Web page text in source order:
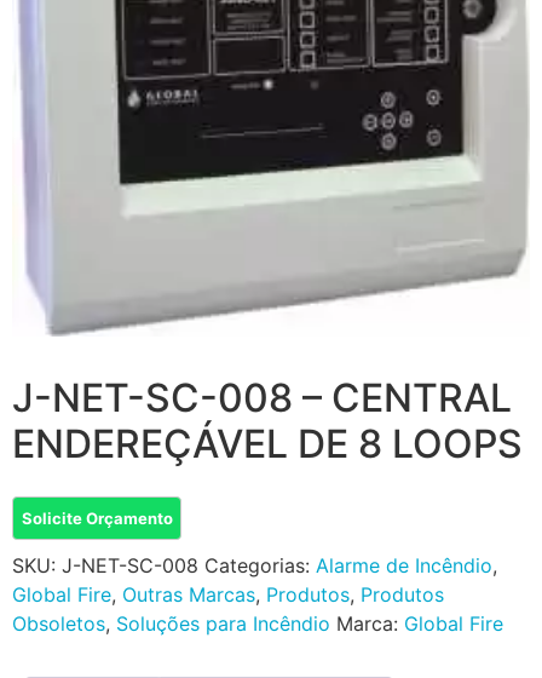
J-NET-SC-008 – CENTRAL
ENDEREÇÁVEL DE 8 LOOPS
Solicite Orçamento
SKU: J-NET-SC-008 Categorias: Alarme de Incêndio,
Global Fire, Outras Marcas, Produtos, Produtos
Obsoletos, Soluções para Incêndio Marca: Global Fire